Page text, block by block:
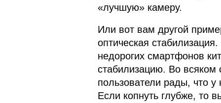
«лучшую» камеру.
Или вот вам другой
оптическая
недорогих смартфонов
стабилизацию. Во всяком
пользователи рады, что
Если копнуть глубже, то